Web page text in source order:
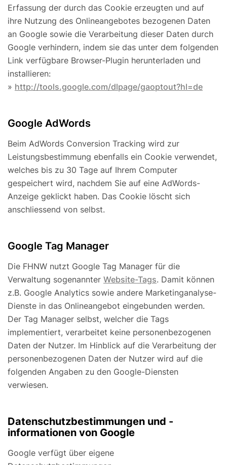
Erfassung der durch das Cookie erzeugten und auf
ihre Nutzung des Onlineangebotes bezogenen Daten
an Google sowie die Verarbeitung dieser Daten durch
Google verhindern, indem sie das unter dem folgenden
Link verfügbare Browser-Plugin herunterladen und
installieren:
» http://tools.google.com/dlpage/gaoptout?hl=de
Google AdWords
Beim AdWords Conversion Tracking wird zur
Leistungsbestimmung ebenfalls ein Cookie verwendet,
welches bis zu 30 Tage auf Ihrem Computer
gespeichert wird, nachdem Sie auf eine AdWords-
Anzeige geklickt haben. Das Cookie löscht sich
anschliessend von selbst.
Google Tag Manager
Die FHNW nutzt Google Tag Manager für die
Verwaltung sogenannter Website-Tags. Damit können
z.B. Google Analytics sowie andere Marketinganalyse-
Dienste in das Onlineangebot eingebunden werden.
Der Tag Manager selbst, welcher die Tags
implementiert, verarbeitet keine personenbezogenen
Daten der Nutzer. Im Hinblick auf die Verarbeitung der
personenbezogenen Daten der Nutzer wird auf die
folgenden Angaben zu den Google-Diensten
verwiesen.
Datenschutzbestimmungen und -
informationen von Google
Google verfügt über eigene